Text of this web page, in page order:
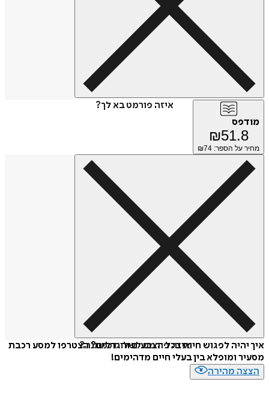
איזה פורמט בא לך?
מודפס
₪51.8
מחיר על הספר: ₪ 74
איזה פורמט לשלוח כמתנה?
איך יהיה לפגוש חיות בכל הצבעים והגדלים? הצטרפו למסע רכבת
מסעיר ומופלא בין בעלי חיים מדהימים!
הצצה מהירה